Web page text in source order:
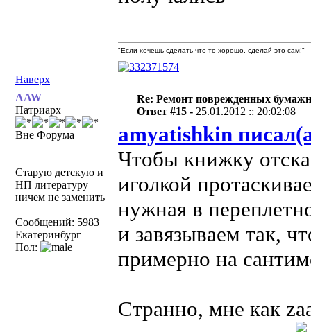
Наверх
"Если хочешь сделать что-то хорошо, сделай это сам!"
AAW
Патриарх
Вне Форума
Старую детскую и
НП литературу
ничем не заменить
Сообщений: 5983
Екатеринбург
Пол:
Re: Ремонт поврежденных
Ответ #15 - 25.01.2012 :: 20:02:08
amyatishkin
Чтобы книжку
иголкой
нужная в
и завязываем так,
примерно на
Странно, мне как